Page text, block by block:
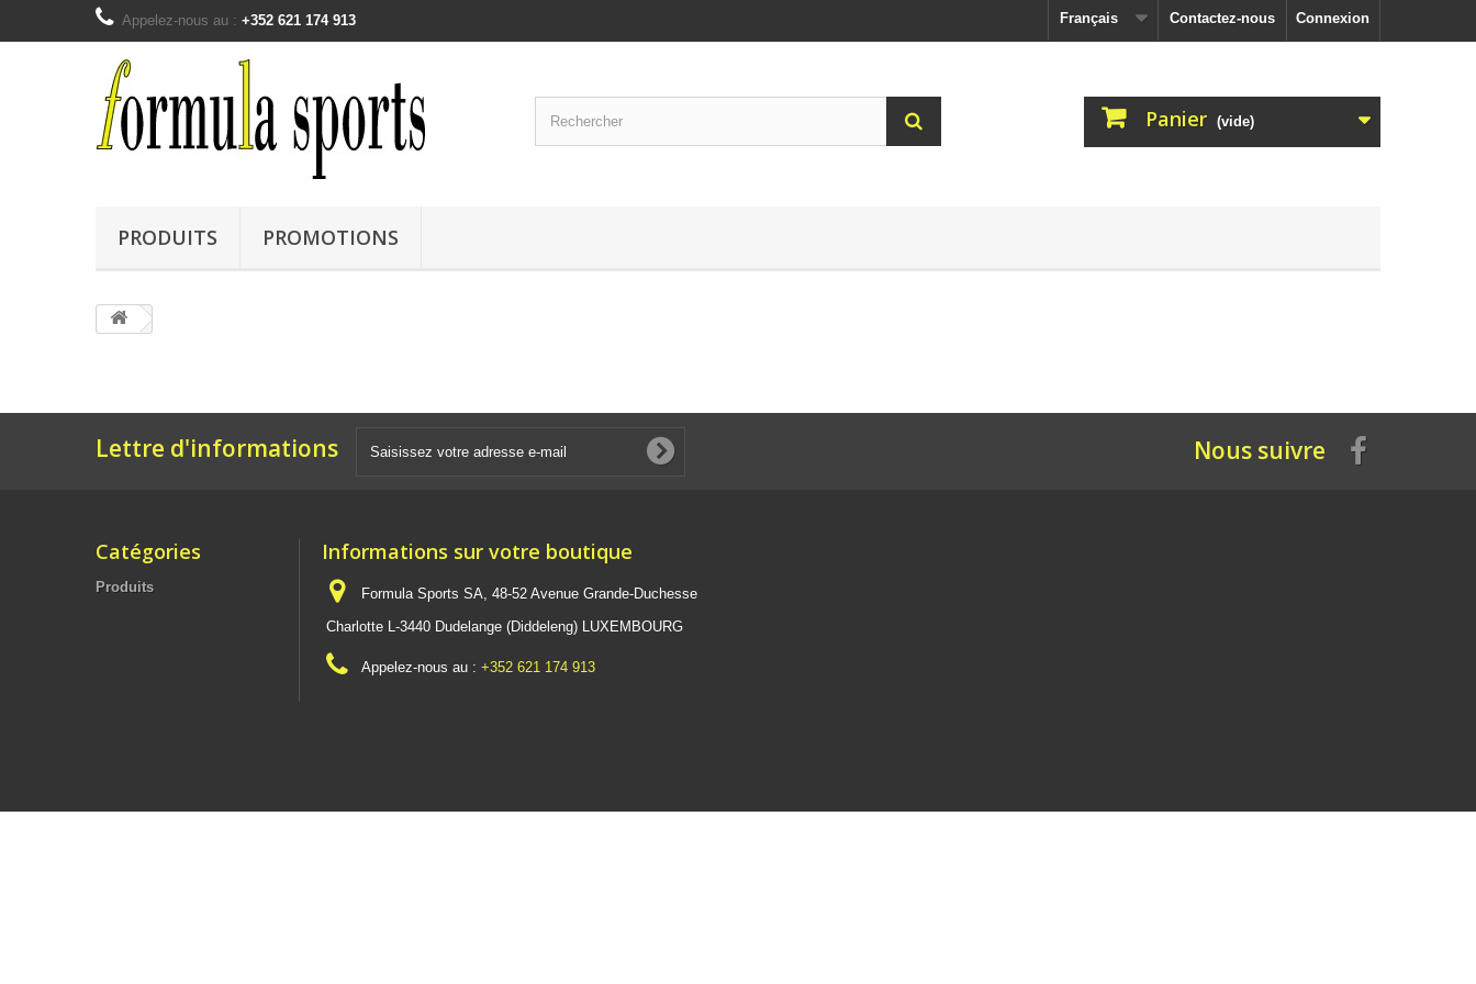
Connexion
Contactez-nous
Appelez-nous au : +352 621 174 913 Français
Panier (vide)
PRODUITS PROMOTIONS
Lettre d'informations Nous suivre
Catégories
Produits
Informations sur votre boutique
Formula Sports SA, 48-52 Avenue Grande-Duchesse
Charlotte L-3440 Dudelange (Diddeleng) LUXEMBOURG
Appelez-nous au : +352 621 174 913